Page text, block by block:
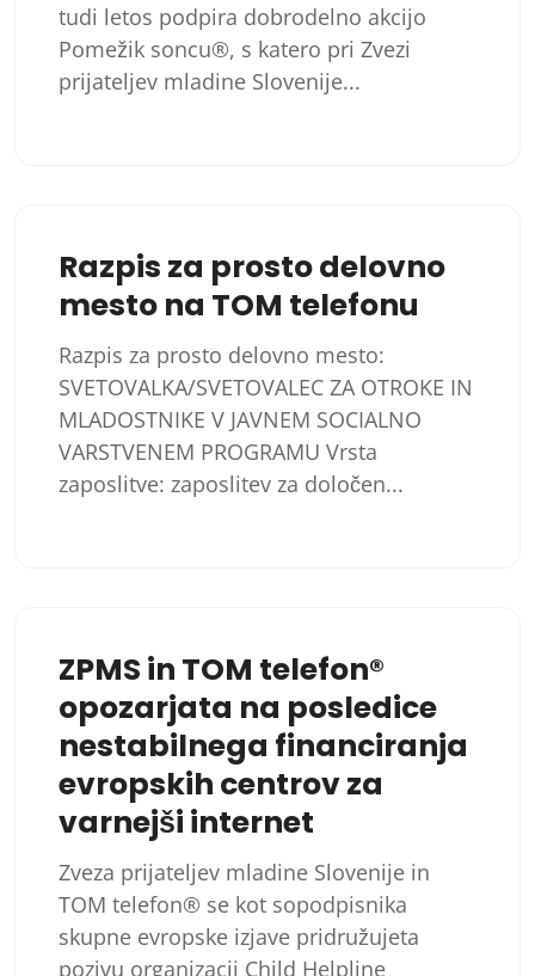
tudi letos podpira dobrodelno akcijo
Pomežik soncu®, s katero pri Zvezi
prijateljev mladine Slovenije...
Razpis za prosto delovno
mesto na TOM telefonu
Razpis za prosto delovno mesto:
SVETOVALKA/SVETOVALEC ZA OTROKE IN
MLADOSTNIKE V JAVNEM SOCIALNO
VARSTVENEM PROGRAMU Vrsta
zaposlitve: zaposlitev za določen...
ZPMS in TOM telefon®
opozarjata na posledice
nestabilnega financiranja
evropskih centrov za
varnejši internet
Zveza prijateljev mladine Slovenije in
TOM telefon® se kot sopodpisnika
skupne evropske izjave pridružujeta
pozivu organizacij Child Helpline